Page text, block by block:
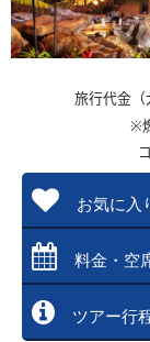
旅行代金（
※
お気に
料金・空
ツアー行